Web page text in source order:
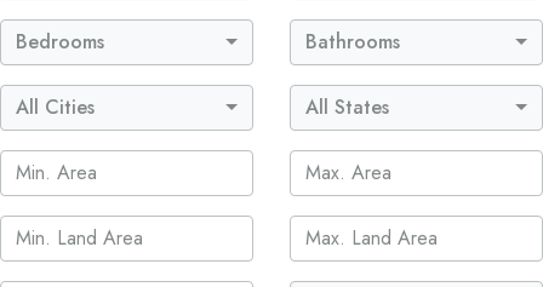
Bedrooms Bathrooms
All Cities All States